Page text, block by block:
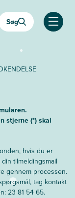
Søg
Åben
stjerne (*) skal
hvis du er
tilmeldingsmail
gennem processen.
tag kontakt
23 81 54 65.